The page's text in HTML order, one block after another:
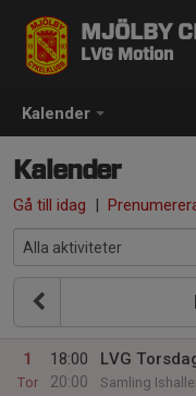
Kalender
MJÖLBY
LVG Motion
Kalender
Gå till idag |
1
Tor
18:00
20:00
LVG
Samling